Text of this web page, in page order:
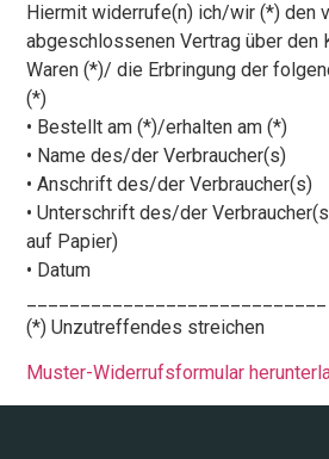
Hiermit widerrufe(n) ich/wir (*) den
abgeschlossenen Vertrag über den
Waren (*)/ die Erbringung der
(*)
• Bestellt am (*)/erhalten am (*)
• Name des/der Verbraucher(s)
• Anschrift des/der Verbraucher(s)
• Unterschrift des/der
auf Papier)
• Datum
(*) Unzutreffendes streichen
Muster-Widerrufsformular